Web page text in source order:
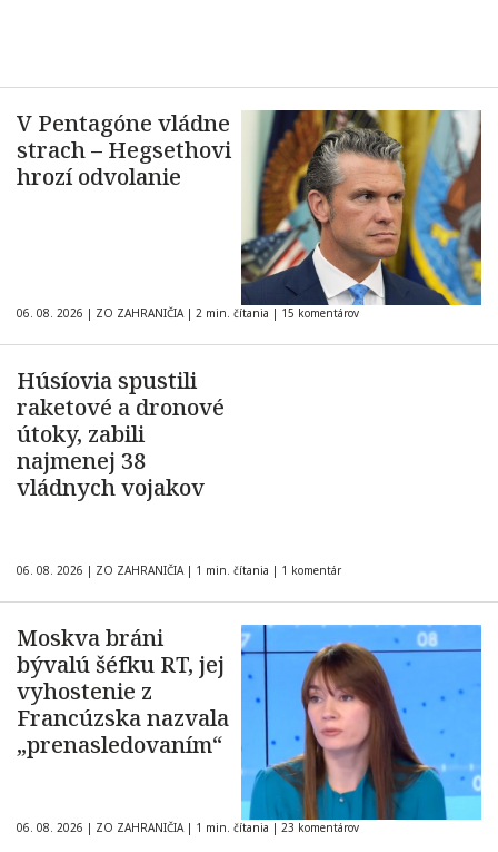
V Pentagóne vládne
strach – Hegsethovi
hrozí odvolanie
06. 08. 2026 | ZO ZAHRANIČIA | 2 min. čítania | 15 komentárov
Húsíovia spustili
raketové a dronové
útoky, zabili
najmenej 38
vládnych vojakov
06. 08. 2026 | ZO ZAHRANIČIA | 1 min. čítania | 1 komentár
Moskva bráni
bývalú šéfku RT, jej
vyhostenie z
Francúzska nazvala
„prenasledovaním“
06. 08. 2026 | ZO ZAHRANIČIA | 1 min. čítania | 23 komentárov